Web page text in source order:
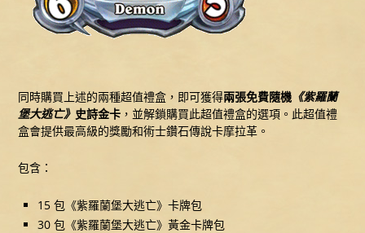
同時購買上述的兩種超值禮盒，即可獲得兩張免費隨機 《紫羅蘭
堡大逃亡》 史詩金卡 ，並解鎖購買此超值禮盒的選項。此超值禮
盒會提供最高級的獎勵和術士鑽石傳說卡摩拉革。
包含：
15 包《紫羅蘭堡大逃亡》卡牌包
30 包《紫羅蘭堡大逃亡》黃金卡牌包